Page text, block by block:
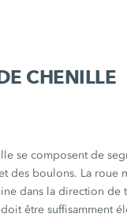
CHENILLE
se composent de
des boulons. La roue
dans la direction de
être suffisamment